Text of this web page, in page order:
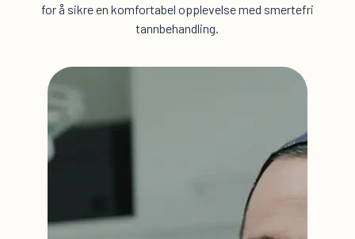
for å sikre en komfortabel opplevelse med smertefri
tannbehandling.